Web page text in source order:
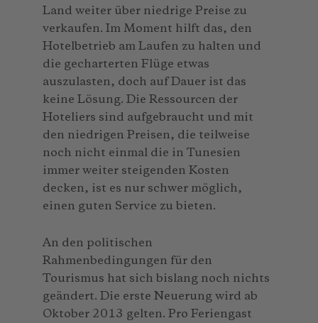
Land weiter über niedrige Preise zu
verkaufen. Im Moment hilft das, den
Hotelbetrieb am Laufen zu halten und
die gecharterten Flüge etwas
auszulasten, doch auf Dauer ist das
keine Lösung. Die Ressourcen der
Hoteliers sind aufgebraucht und mit
den niedrigen Preisen, die teilweise
noch nicht einmal die in Tunesien
immer weiter steigenden Kosten
decken, ist es nur schwer möglich,
einen guten Service zu bieten.
An den politischen
Rahmenbedingungen für den
Tourismus hat sich bislang noch nichts
geändert. Die erste Neuerung wird ab
Oktober 2013 gelten. Pro Feriengast